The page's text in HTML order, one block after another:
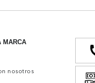
MARCA
nosotros